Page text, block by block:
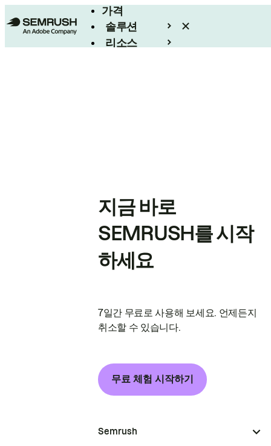
가격
솔루션
리소스
지금 바로
SEMRUSH를 시작
하세요
7일간 무료로 사용해 보세요. 언제든지
취소할 수 있습니다.
무료 체험 시작하기
Semrush